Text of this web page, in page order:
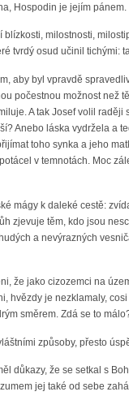
Hospodin je jejím pánem.
blízkosti, milostnosti,
tvrdý osud učinil tichými:
aby byl vpravdě
počestnou možnost než
A tak Josef volil
Anebo láska vydržela a
toho synka a jeho
v temnotách. Moc
mágy k daleké cestě:
zjevuje těm, kdo jsou
a nevýrazných
že jako cizozemci na
hvězdy je nezklamaly,
směrem. Zdá se to
způsoby, přesto
důkazy, že se setkal s
jej také od sebe